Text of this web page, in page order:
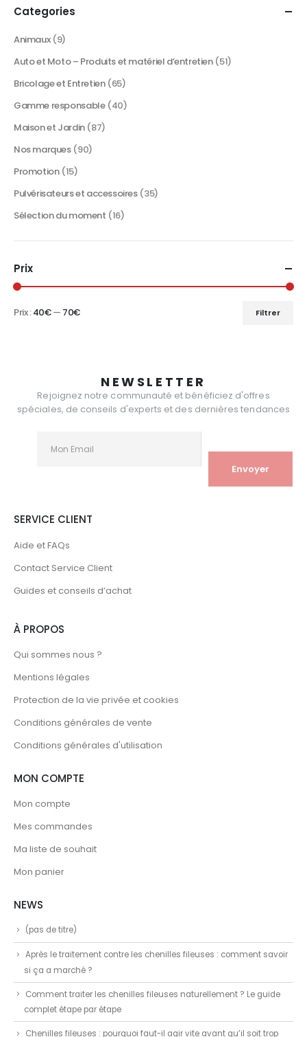
Categories
Animaux (9)
Auto et Moto – Produits et matériel d’entretien (51)
Bricolage et Entretien (65)
Gamme responsable (40)
Maison et Jardin (87)
Nos marques (90)
Promotion (15)
Pulvérisateurs et accessoires (35)
Sélection du moment (16)
Prix
Filtrer
Prix :40€— 70€
NEWSLETTER
Rejoignez notre communauté et bénéficiez d'offres
spéciales, de conseils d'experts et des dernières tendances
SERVICE CLIENT
Aide et FAQs
Contact Service Client
Guides et conseils d’achat
À PROPOS
Qui sommes nous ?
Mentions légales
Protection de la vie privée et cookies
Conditions générales de vente
Conditions générales d'utilisation
MON COMPTE
Mon compte
Mes commandes
Ma liste de souhait
Mon panier
NEWS
(pas de titre)
Après le traitement contre les chenilles fileuses : comment savoir
si ça a marché ?
Comment traiter les chenilles fileuses naturellement ? Le guide
complet étape par étape
Chenilles fileuses : pourquoi faut-il agir vite avant qu’il soit trop